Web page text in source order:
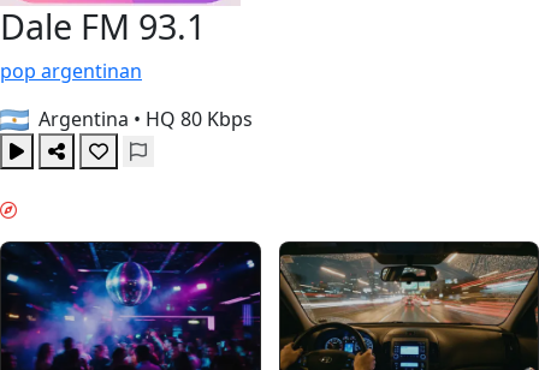
Dale FM 93.1
pop argentinan
Argentina • HQ 80 Kbps